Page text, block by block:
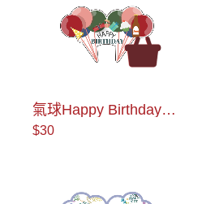
氣球Happy Birthday
AS990007 蛋糕插牌
$30